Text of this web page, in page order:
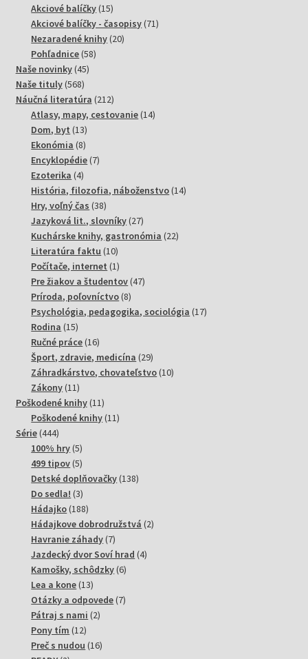
produktov
Akciové balíčky 1515
produktov
Akciové balíčky - časopisy 7171
Nezaradené knihy 2020
Pohľadnice 5858
Naše novinky 4545
Naše tituly 568568
produktov
Náučná literatúra 212212
produktov
Atlasy, mapy, cestovanie 1414
Dom, byt 1313
produktov
Ekonómia 88
produktov
Encyklopédie 77
Ezoterika 44
produkty
História, filozofia, náboženstvo 1414
Hry, voľný čas 3838
produktov
Jazyková lit., slovníky 2727
produktov
Kuchárske knihy, gastronómia 2222
Literatúra faktu 1010
produktov
Počítače, internet 11
produkt
Pre žiakov a študentov 4747
Príroda, poľovníctvo 88
produktov
Psychológia, pedagogika, sociológia 1717
Rodina 1515
produktov
Ručné práce 1616
produktov
Šport, zdravie, medicína 2929
produktov
Záhradkárstvo, chovateľstvo 1010
Zákony 1111
produktov
Poškodené knihy 1111
produktov
Poškodené knihy 1111
Série 444444
produktov
100% hry 55
produktov
499 tipov 55
produktov
Detské doplňovačky 138138
Do sedla! 33
produkty
Hádajko 188188
produktov
Hádajkove dobrodružstvá 22
Havranie záhady 77
produktov
Jazdecký dvor Soví hrad 44
Kamošky, schôdzky 66
Lea a kone 1313
produktov
Otázky a odpovede 77
Pátraj s nami 22
Pony tím 1212
produktov
Preč s nudou 1616